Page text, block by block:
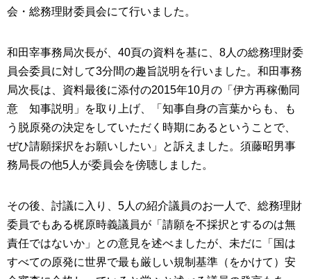
会・総務理財委員会にて行いました。
和田宰事務局次長が、40頁の資料を基に、8人の総務理財委
員会委員に対して3分間の趣旨説明を行いました。和田事務
局次長は、資料最後に添付の2015年10月の「伊方再稼働同
意 知事説明」を取り上げ、「知事自身の言葉からも、も
う脱原発の決定をしていただく時期にあるということで、
ぜひ請願採択をお願いしたい」と訴えました。須藤昭男事
務局長の他5人が委員会を傍聴しました。
その後、討議に入り、5人の紹介議員のお一人で、総務理財
委員でもある梶原時義議員が「請願を不採択とするのは無
責任ではないか」との意見を述べましたが、未だに「国は
すべての原発に世界で最も厳しい規制基準（をかけて）安